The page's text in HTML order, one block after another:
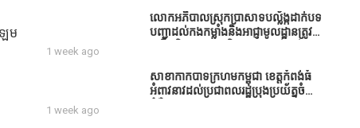
ម
ព្រោះ AI មិនមែនជាអ្នកទទួលខុសត្រូវនៃ
អត្ថបទព័ត៌មាននោះទេ
លោកអភិបាលស្រុកប្រាសាទបល្ល័ង្កដាក់បទ
បញ្ជាដល់កងកម្លាំងនិងអាជ្ញាមូលដ្ឋានត្រូវ
1 week ago
សាខាកាកបាទក្រហមកម្ពុជា ខេត្តកំពង់ធំ
អំពាវនាវដល់ប្រជាពលរដ្ឋប្រុងប្រយ័ត្នចំពោះ
1 week ago